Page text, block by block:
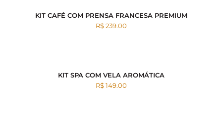
KIT CAFÉ COM PRENSA FRANCESA PREMIUM
R$ 239.00
KIT SPA COM VELA AROMÁTICA
R$ 149.00